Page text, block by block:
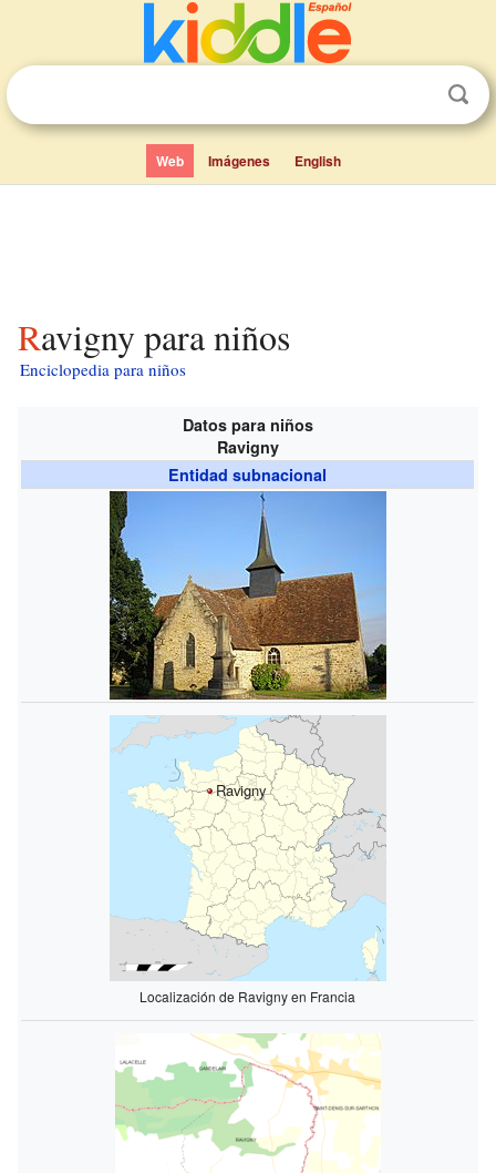
Web Imágenes English
Ravigny para niños
Enciclopedia para niños
Datos para niños
Ravigny
Entidad subnacional
Ravigny
Localización de Ravigny en Francia